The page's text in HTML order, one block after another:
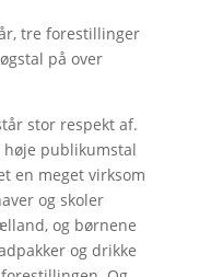
tre forestillinger
på over
stor respekt af.
høje publikumstal
en meget virksom
og skoler
og børnene
og drikke